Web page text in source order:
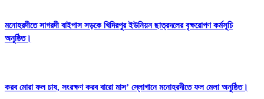
মনোহরদীতে সাগরদী বাইপাস সড়কে খিদিরপুর ইউনিয়ন ছাত্রদলের বৃক্ষরোপণ কর্মসূচি
অনুষ্ঠিত।
করব মোরা ফল চাষ, সংরক্ষণ করব বারো মাস’ স্লোগানে মনোহরদীতে ফল মেলা অনুষ্ঠিত।